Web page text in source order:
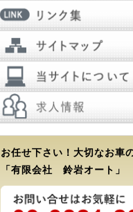
お任せ下さい！大切なお車
「有限会社 鈴岩オート」